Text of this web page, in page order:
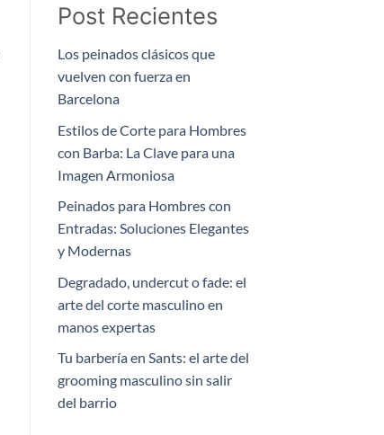
Post Recientes
Los peinados clásicos que
vuelven con fuerza en
Barcelona
Estilos de Corte para Hombres
con Barba: La Clave para una
Imagen Armoniosa
Peinados para Hombres con
Entradas: Soluciones Elegantes
y Modernas
Degradado, undercut o fade: el
arte del corte masculino en
manos expertas
Tu barbería en Sants: el arte del
grooming masculino sin salir
del barrio